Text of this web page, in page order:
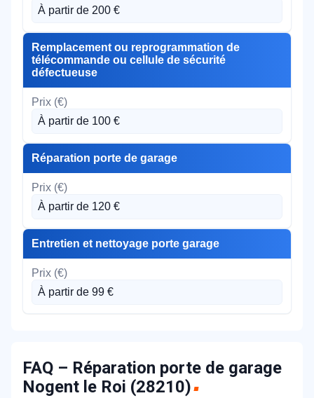
À partir de 200 €
Remplacement ou reprogrammation de
télécommande ou cellule de sécurité
défectueuse
À partir de 100 €
Réparation porte de garage
À partir de 120 €
Entretien et nettoyage porte garage
À partir de 99 €
FAQ – Réparation porte de garage
Nogent le Roi (28210)